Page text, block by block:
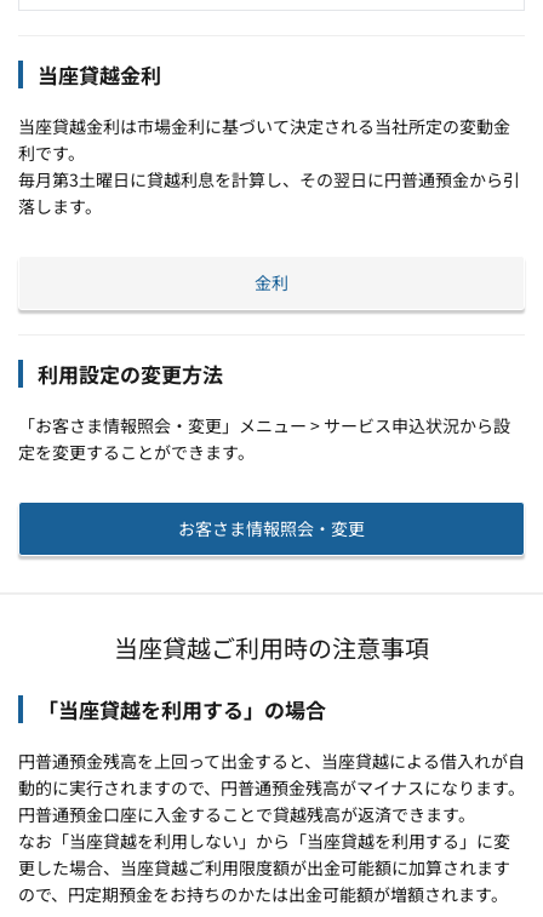
当座貸越金利
当座貸越金利は市場金利に基づいて決定される当社所定の変動金
利です。
毎月第3土曜日に貸越利息を計算し、その翌日に円普通預金から引
落します。
金利
利用設定の変更方法
「お客さま情報照会・変更」メニュー > サービス申込状況から設
定を変更することができます。
お客さま情報照会・変更
当座貸越ご利用時の注意事項
「当座貸越を利用する」の場合
円普通預金残高を上回って出金すると、当座貸越による借入れが自
動的に実行されますので、円普通預金残高がマイナスになります。
円普通預金口座に入金することで貸越残高が返済できます。
なお「当座貸越を利用しない」から「当座貸越を利用する」に変
更した場合、当座貸越ご利用限度額が出金可能額に加算されます
ので、円定期預金をお持ちのかたは出金可能額が増額されます。